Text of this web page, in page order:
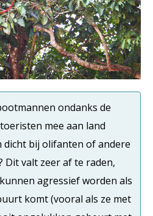
ondanks de
mee aan land
dicht bij olifanten of andere
valt zeer af te raden,
agressief worden als
komt (vooral als ze met